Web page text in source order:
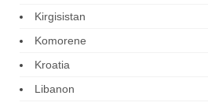
Kirgisistan
Komorene
Kroatia
Libanon